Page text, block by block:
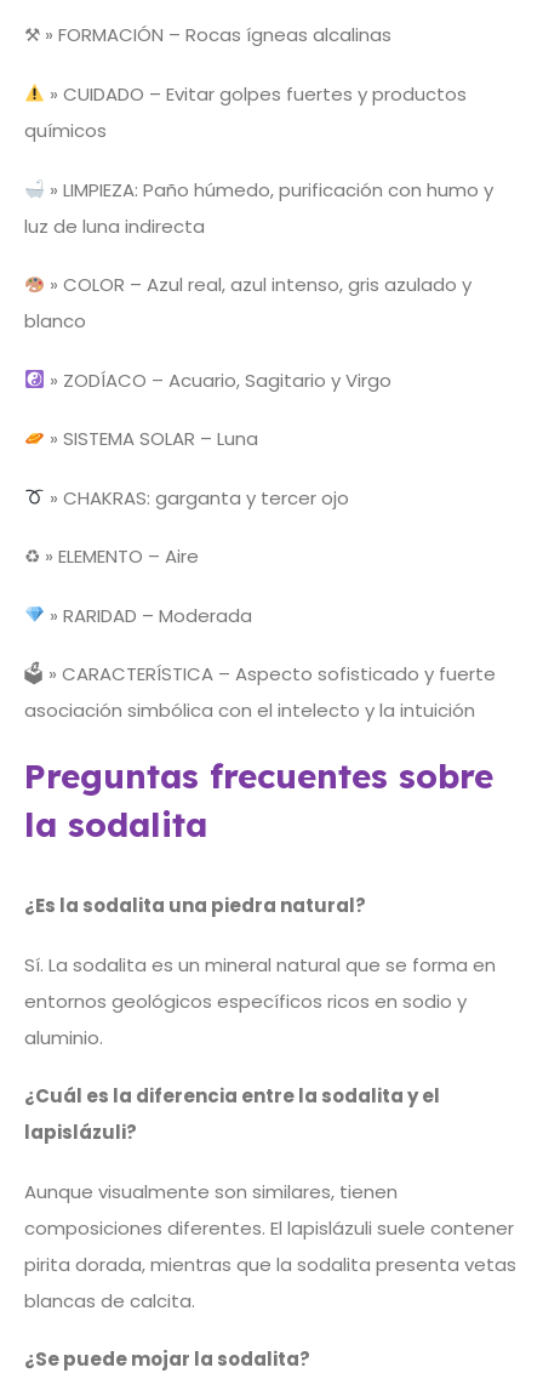
⚒ » FORMACIÓN – Rocas ígneas alcalinas
» CUIDADO – Evitar golpes fuertes y productos
químicos
» LIMPIEZA: Paño húmedo, purificación con humo y
luz de luna indirecta
» COLOR – Azul real, azul intenso, gris azulado y
blanco
» ZODÍACO – Acuario, Sagitario y Virgo
» SISTEMA SOLAR – Luna
» CHAKRAS: garganta y tercer ojo
♻ » ELEMENTO – Aire
» RARIDAD – Moderada
🗳 » CARACTERÍSTICA – Aspecto sofisticado y fuerte
asociación simbólica con el intelecto y la intuición
Preguntas frecuentes sobre
la sodalita
¿Es la sodalita una piedra natural?
Sí. La sodalita es un mineral natural que se forma en
entornos geológicos específicos ricos en sodio y
aluminio.
¿Cuál es la diferencia entre la sodalita y el
lapislázuli?
Aunque visualmente son similares, tienen
composiciones diferentes. El lapislázuli suele contener
pirita dorada, mientras que la sodalita presenta vetas
blancas de calcita.
¿Se puede mojar la sodalita?